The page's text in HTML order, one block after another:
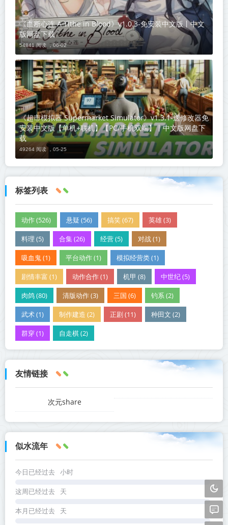
《血断心连 A Tithe in Blood》v1.0.3-免安装中文版丨中文
版网盘下载
54841 阅读 ， 06-02
《超市模拟器 Supermarket Simulator》v1.3.1-送修改器免
安装中文版【单机+联机】【PC/手机双端】丨中文版网盘下
载
49264 阅读 ， 05-25
标签列表
动作 (526) 悬疑 (56) 搞笑 (67) 英雄 (3)
料理 (5) 合集 (26) 经营 (5) 对战 (1)
吸血鬼 (1) 平台动作 (1) 模拟经营类 (1)
剧情丰富 (1) 动作合作 (1) 机甲 (8) 中世纪 (5)
肉鸽 (80) 清版动作 (3) 三国 (6) 钓系 (2)
武术 (1) 制作建造 (2) 正剧 (11) 种田文 (2)
群穿 (1) 自走棋 (2)
友情链接
次元share
似水流年
今日已经过去 小时
这周已经过去 天
本月已经过去 天